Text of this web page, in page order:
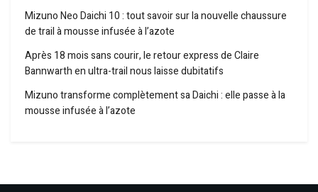
Mizuno Neo Daichi 10 : tout savoir sur la nouvelle chaussure
de trail à mousse infusée à l’azote
Après 18 mois sans courir, le retour express de Claire
Bannwarth en ultra-trail nous laisse dubitatifs
Mizuno transforme complètement sa Daichi : elle passe à la
mousse infusée à l’azote